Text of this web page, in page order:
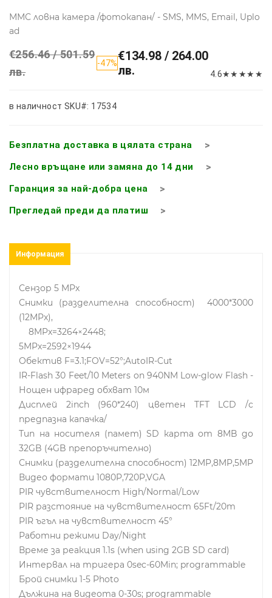
ММС ловна камера /фотокапан/ - SMS, MMS, Email, Uplo
ad
€256.46 / 501.59
лв.
-47%€134.98 / 264.00
лв.
4.6★★ ★★ ★
в наличност SKU#: 17534
Безплатна доставка в цялата страна
Лесно връщане или замяна до 14 дни
Гаранция за най-добра цена
Прегледай преди да платиш
Информация
Сензор 5 MPx
Снимки (разделителна способност) 4000*3000
(12MPx),
8MPx=3264×2448;
5MPx=2592×1944
Обектив F=3.1;FOV=52°;AutoIR-Cut
IR-Flash 30 Feet/10 Meters on 940NM Low-glow Flash -
Нощен ифраред обхват 10м
Дисплей 2inch (960*240) цветен TFT LCD /с
предпазна капачка/
Тип на носителя (памет) SD карта от 8MB до
32GB (4GB препоръчително)
Снимки (разделителна способност) 12MP,8MP,5MP
Видео формати 1080P,720P,VGA
PIR чувствителност High/Normal/Low
PIR разстояние на чувствителност 65Ft/20m
PIR ъгъл на чувствителност 45°
Работни режими Day/Night
Време за реакция 1.1s (when using 2GB SD card)
Интервал на тригера 0sec-60Min; programmable
Брой снимки 1-5 Photo
Дължина на видеота 0-30s; programmable